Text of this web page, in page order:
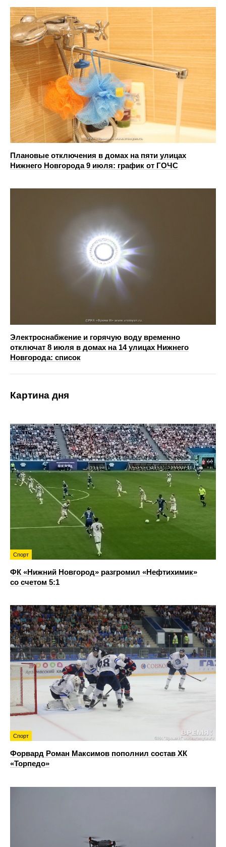
Плановые отключения в домах на пяти улицах
Нижнего Новгорода 9 июля: график от ГОЧС
Электроснабжение и горячую воду временно
отключат 8 июля в домах на 14 улицах Нижнего
Новгорода: список
Картина дня
Спорт
ФК «Нижний Новгород» разгромил «Нефтихимик»
со счетом 5:1
Спорт
Форвард Роман Максимов пополнил состав ХК
«Торпедо»